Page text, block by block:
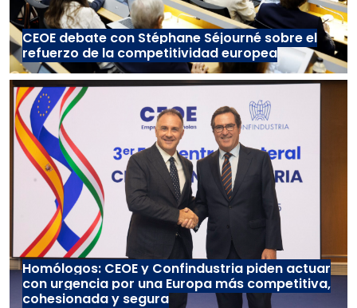
CEOE debate con Stéphane Séjourné sobre el
refuerzo de la competitividad europea
Homólogos: CEOE y Confindustria piden actuar
con urgencia por una Europa más competitiva,
cohesionada y segura